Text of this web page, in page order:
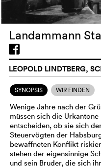
Landammann
LEOPOLD LINDTBERG,
SYNOPSIS WIR FINDEN
Wenige Jahre nach der
müssen sich die
entscheiden, ob sie sich
Steuervögten der
bewaffneten Konflikt
stehen der eigensinnige
und sein Bruder, die sich